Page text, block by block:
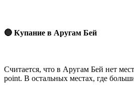
🔵 Купание в Аругам Бей
Считается, что в Аругам Бей нет
point. В остальных местах, где